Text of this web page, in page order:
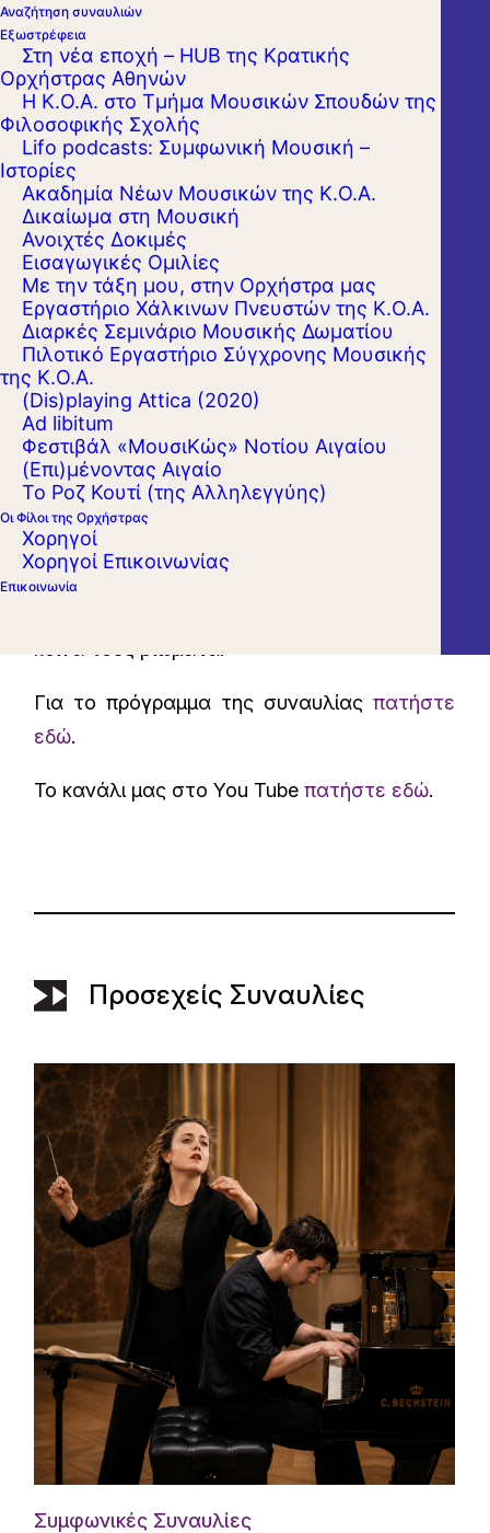
Αναζήτηση συναυλιών
Εξωστρέφεια
Στη νέα εποχή – HUB της Κρατικής
Ορχήστρας Αθηνών
Η Κ.Ο.Α. στο Τμήμα Μουσικών Σπουδών της
Φιλοσοφικής Σχολής
Lifo podcasts: Συμφωνική Μουσική –
Ιστορίες
Ακαδημία Νέων Μουσικών της Κ.Ο.Α.
Δικαίωμα στη Μουσική
Ανοιχτές Δοκιμές
Εισαγωγικές Ομιλίες
Με την τάξη μου, στην Ορχήστρα μας
Εργαστήριo Χάλκινων Πνευστών της Κ.Ο.Α.
Διαρκές Σεμινάριο Μουσικής Δωματίου
Πιλοτικό Εργαστήριο Σύγχρονης Μουσικής
της Κ.Ο.Α.
(Dis)playing Attica (2020)
Ad libitum
Φεστιβάλ «ΜουσιΚώς» Νοτίου Αιγαίου
(Επι)μένοντας Αιγαίο
Το Ροζ Κουτί (της Αλληλεγγύης)
Οι Φίλοι της Ορχήστρας
Χορηγοί
Χορηγοί Επικοινωνίας
Επικοινωνία
Όλοι εμείς, στην Κρατική Ορχήστρα
Αθηνών, #Μένουμεσπίτι παραμένοντας
πιστοί στο καθιερωμένο ραντεβού μας.
Από σήμερα στις 14:00 και για μια εβδομάδα
η μυθιστορηματική Δέκατη Συμφωνία του
Ντμίτρι Σοστακόβιτς, θα είναι διαθέσιμη στο
κανάλι μας στο YouTube. Πρόκειται για
αριστουργηματική έκφραση των φόβων και
της αγωνίας του ιδιοφυούς δημιουργού για
το σοβιετικό καθεστώς, που στο τελευταίο
μέρος αφήνει να φανούν οι ελπίδες που
γεννά η μετα- Στάλιν εποχή. Μια από τις
κορυφαίες συνεργασίες της Ορχήστρας μας
με τον ζωντανό θρύλο Βλαντίμιρ Ασκενάζυ,
ο οποίος προσεγγίζει τον Σοστακόβιτς με
Για το πρόγραμμα της συναυλίαςπατήστε
εδώ.
Το κανάλι μας στο You Tubeπατήστε εδώ.
Προσεχείς Συναυλίες
Συμφωνικές Συναυλίες